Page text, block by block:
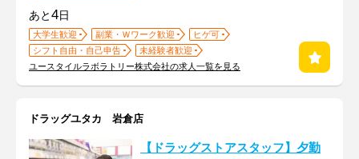
あと4日
大学生歓迎 副業・Ｗワーク歓迎
ヒゲ可
シフト自由・自己申告
未経験者歓迎
ユースタイルラボラトリー株式会社の求人一覧を見る
ドラッグユタカ 岩倉店
【ドラッグストアスタッフ】夕勤